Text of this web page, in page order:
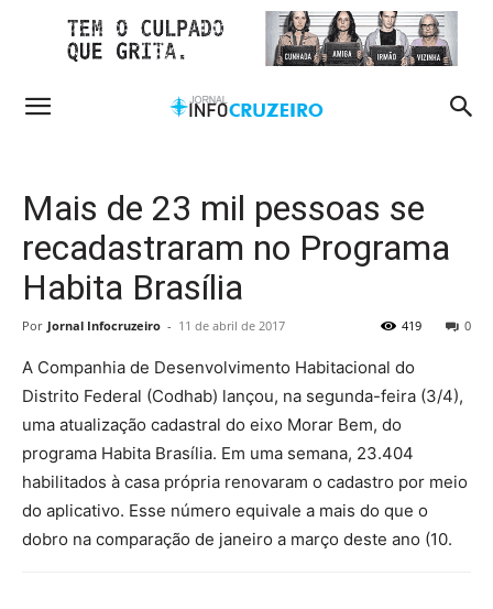
Mais de 23 mil pessoas se
recadastraram no Programa
Habita Brasília
Por Jornal Infocruzeiro - 11 de abril de 2017 0
419
A Companhia de Desenvolvimento Habitacional do
Distrito Federal (Codhab) lançou, na segunda-feira (3/4),
uma atualização cadastral do eixo Morar Bem, do
programa Habita Brasília. Em uma semana, 23.404
habilitados à casa própria renovaram o cadastro por meio
do aplicativo. Esse número equivale a mais do que o
dobro na comparação de janeiro a março deste ano (10.